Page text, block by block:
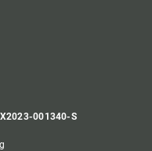
001340-S